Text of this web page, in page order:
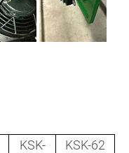
KSK-
KSK-62